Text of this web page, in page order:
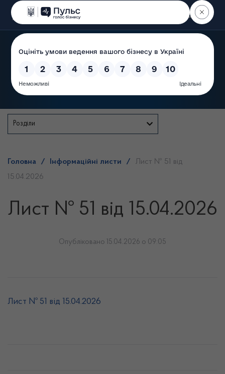
Пошук
Розділи
Головна / Інформаційні листи /
Лист № 51 від
15.04.2026
Лист № 51 від 15.04.2026
Опубліковано 15.04.2026 о 09:05
Лист № 51 від 15.04.2026